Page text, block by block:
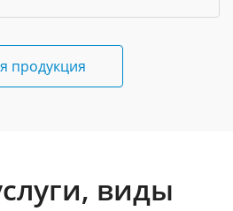
продукция
виды